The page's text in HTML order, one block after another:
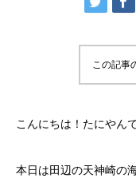
この記事
こんにちは！たにやんで
本日は田辺の天神崎の